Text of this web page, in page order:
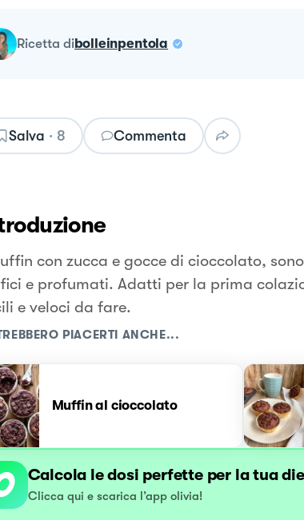
ricetta dibolleinpentola
Salva · 8 Commenta
con zucca e gocce di cioccolato,
e profumati. Adatti per la prima
e veloci da fare.
PIACERTI ANCHE...
Muffin al cioccolato
Calcola le dosi perfette per la tua
Clicca qui e scarica l’app olivia!